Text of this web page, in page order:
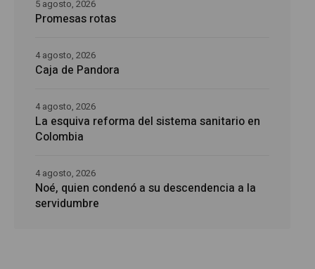
Promesas rotas
5 agosto, 2026
Caja de Pandora
4 agosto, 2026
La esquiva reforma del sistema sanitario en
Colombia
4 agosto, 2026
Noé, quien condenó a su descendencia a la
servidumbre
4 agosto, 2026